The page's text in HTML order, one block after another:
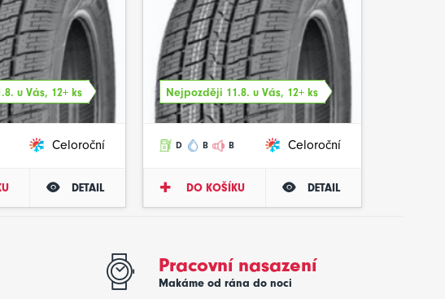
u Vás, 12+ ks
Celoroční
DETAIL
Nejpozději 11.8. u Vás, 12+ ks
D B B Celoroční
DO KOŠÍKU DETAIL
Pracovní nasazení
Makáme od rána do noci